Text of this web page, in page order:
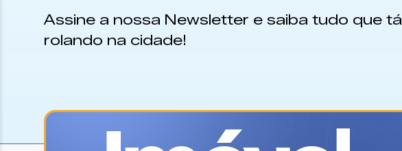
Assine a nossa Newsletter e saiba tudo que tá
rolando na cidade!